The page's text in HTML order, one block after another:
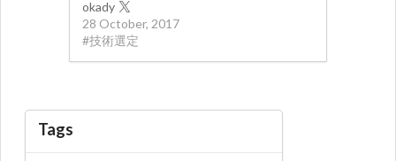
okady
28 October, 2017
#技術選定
Tags